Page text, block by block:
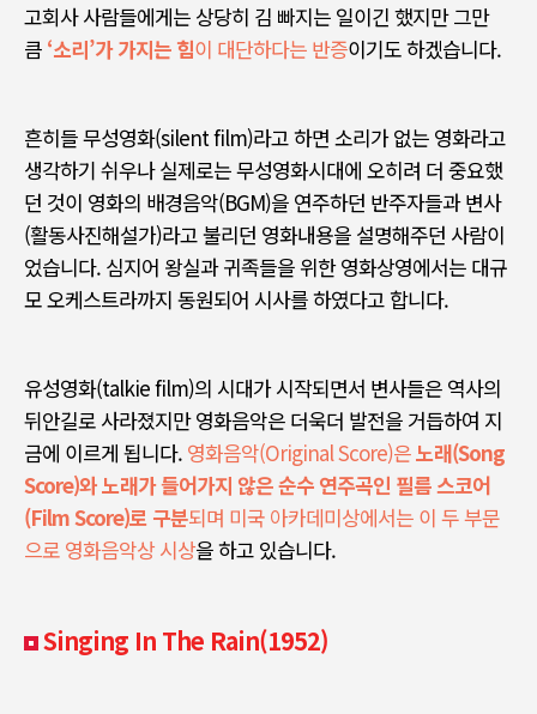
고회사 사람들에게는 상당히 김 빠지는 일이긴 했지만 그만
큼 ‘소리’가 가지는 힘이 대단하다는 반증이기도 하겠습니다.
흔히들 무성영화(silent film)라고 하면 소리가 없는 영화라고
생각하기 쉬우나 실제로는 무성영화시대에 오히려 더 중요했
던 것이 영화의 배경음악(BGM)을 연주하던 반주자들과 변사
(활동사진해설가)라고 불리던 영화내용을 설명해주던 사람이
었습니다. 심지어 왕실과 귀족들을 위한 영화상영에서는 대규
모 오케스트라까지 동원되어 시사를 하였다고 합니다.
유성영화(talkie film)의 시대가 시작되면서 변사들은 역사의
뒤안길로 사라졌지만 영화음악은 더욱더 발전을 거듭하여 지
금에 이르게 됩니다. 영화음악(OriginalScore)은노래(Song
Score)와 노래가 들어가지 않은 순수 연주곡인 필름 스코어
(Film Score)로 구분되며 미국 아카데미상에서는 이 두 부문
으로 영화음악상 시상을 하고 있습니다.
Singing In The Rain(1952)